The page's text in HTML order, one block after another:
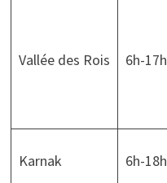
Vallée des Rois 6h-17h
Karnak 6h-18h